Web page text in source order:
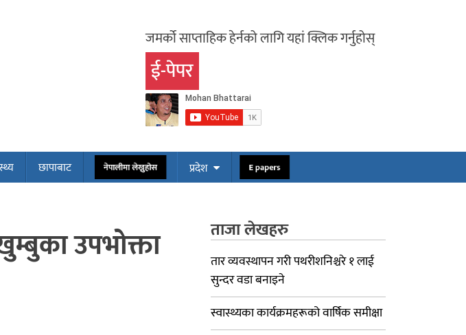
जमर्को साप्ताहिक हेर्नको लागि यहां क्लिक गर्नुहोस्
ई-पेपर
छापाबाट नेपालीमा लेख्नुहोस प्रदेश E papers
उपभोक्ता ताजा लेखहरु
तार व्यवस्थापन गरी पथरीशनिश्चरे १ लाई
सुन्दर वडा बनाइने
स्वास्थ्यका कार्यक्रमहरूको वार्षिक समीक्षा